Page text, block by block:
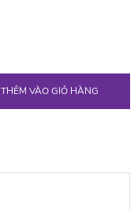
THÊM VÀO GIỎ HÀNG